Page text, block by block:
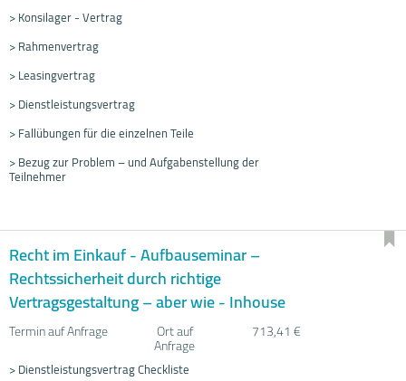
> Konsilager - Vertrag
> Rahmenvertrag
> Leasingvertrag
> Dienstleistungsvertrag
> Fallübungen für die einzelnen Teile
> Bezug zur Problem – und Aufgabenstellung der
Teilnehmer
Recht im Einkauf - Aufbauseminar –
Rechtssicherheit durch richtige
Vertragsgestaltung – aber wie - Inhouse
Termin auf Anfrage Ort auf
Anfrage
713,41 €
> Dienstleistungsvertrag Checkliste